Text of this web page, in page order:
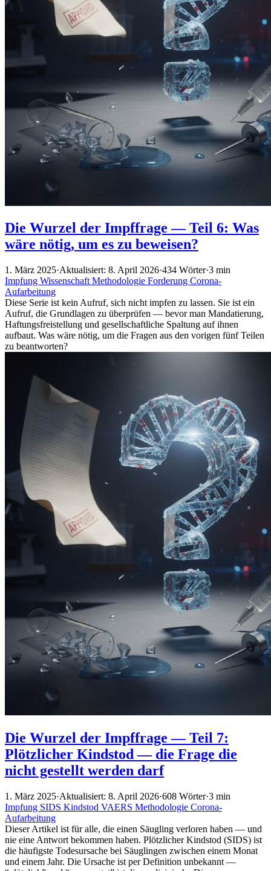
Die Wurzel der Impffrage — Teil 6: Was
wäre nötig, um es zu beweisen?
1. März 2025·Aktualisiert: 8. April 2026·434 Wörter·3 min
Impfung Wissenschaft Methodologie Forderung Corona-
Aufarbeitung
Diese Serie ist kein Aufruf, sich nicht impfen zu lassen. Sie ist ein
Aufruf, die Grundlagen zu überprüfen — bevor man Mandatierung,
Haftungsfreistellung und gesellschaftliche Spaltung auf ihnen
aufbaut. Was wäre nötig, um die Fragen aus den vorigen fünf Teilen
zu beantworten?
Die Wurzel der Impffrage — Teil 7:
Plötzlicher Kindstod — die Frage die
nicht gestellt werden darf
1. März 2025·Aktualisiert: 8. April 2026·608 Wörter·3 min
Impfung SIDS Kindstod VAERS Methodologie Corona-
Aufarbeitung
Dieser Artikel ist für alle, die einen Säugling verloren haben — und
nie eine Antwort bekommen haben. Plötzlicher Kindstod (SIDS) ist
die häufigste Todesursache bei Säuglingen zwischen einem Monat
und einem Jahr. Die Ursache ist per Definition unbekannt —